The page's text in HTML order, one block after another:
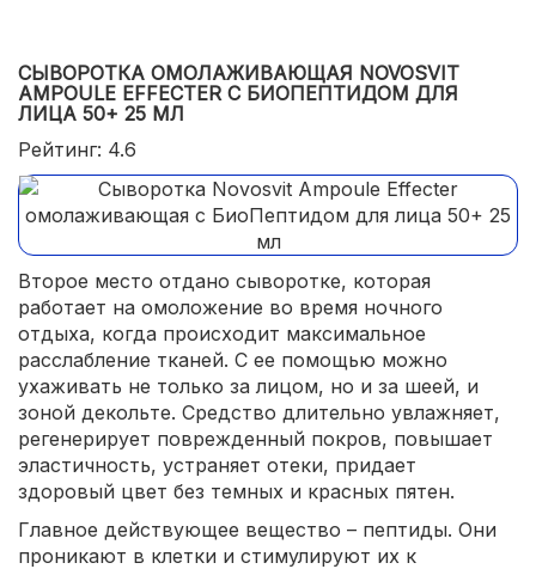
СЫВОРОТКА ОМОЛАЖИВАЮЩАЯ NOVOSVIT
AMPOULE EFFECTER С БИОПЕПТИДОМ ДЛЯ
ЛИЦА 50+ 25 МЛ
Рейтинг: 4.6
Второе место отдано сыворотке, которая
работает на омоложение во время ночного
отдыха, когда происходит максимальное
расслабление тканей. С ее помощью можно
ухаживать не только за лицом, но и за шеей, и
зоной декольте. Средство длительно увлажняет,
регенерирует поврежденный покров, повышает
эластичность, устраняет отеки, придает
здоровый цвет без темных и красных пятен.
Главное действующее вещество – пептиды. Они
проникают в клетки и стимулируют их к